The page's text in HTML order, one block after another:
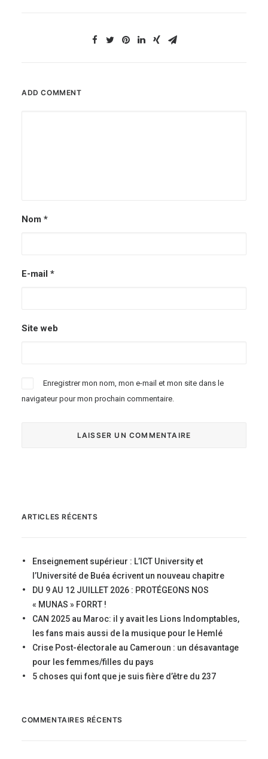
ADD COMMENT
Nom *
E-mail *
Site web
Enregistrer mon nom, mon e-mail et mon site dans le
navigateur pour mon prochain commentaire.
ARTICLES RÉCENTS
Enseignement supérieur : L’ICT University et
l’Université de Buéa écrivent un nouveau chapitre
DU 9 AU 12 JUILLET 2026 : PROTÉGEONS NOS
« MUNAS » FORRT !
CAN 2025 au Maroc: il y avait les Lions Indomptables,
les fans mais aussi de la musique pour le Hemlé
Crise Post-électorale au Cameroun : un désavantage
pour les femmes/filles du pays
5 choses qui font que je suis fière d’être du 237
COMMENTAIRES RÉCENTS